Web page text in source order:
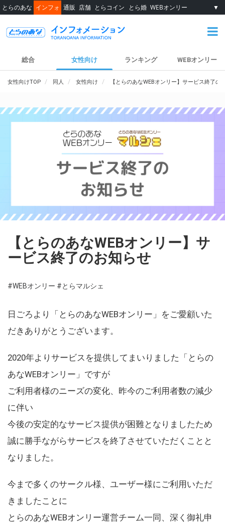
とらのあな インフォ 通販 店舗 とらコイン とら婚 WEBオンリー ▼
総合 女性向け ランキング WEBオンリー
女性向けTOP 同人 女性向け 【とらのあなWEBオンリー】サービス終了の
【とらのあなWEBオンリー】サ
ービス終了のお知らせ
#WEBオンリー #とらマルシェ
日ごろより「とらのあなWEBオンリー」をご愛顧いた
だきありがとうございます。
2020年よりサービスを提供してまいりました「とらの
あなWEBオンリー」ですが
ご利用者様のニーズの変化、昨今のご利用者数の減少
に伴い
今後の安定的なサービス提供が困難となりましたため
誠に勝手ながらサービスを終了させていただくことと
なりました。
今まで多くのサークル様、ユーザー様にご利用いただ
きましたことに
とらのあなWEBオンリー運営チーム一同、深く御礼申